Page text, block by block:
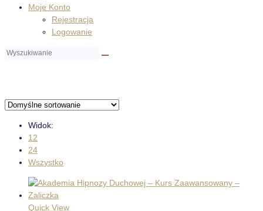
Moje Konto
Rejestracja
Logowanie
Widok:
12
24
Wszystko
Quick View